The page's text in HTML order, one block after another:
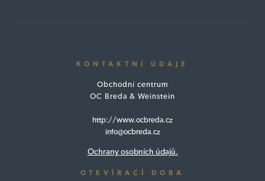
KONTAKTNÍ ÚDAJE
Obchodní centrum
OC Breda & Weinstein
http://www.ocbreda.cz
info@ocbreda.cz
Ochrany osobních údajů.
OTEVÍRACÍ DOBA